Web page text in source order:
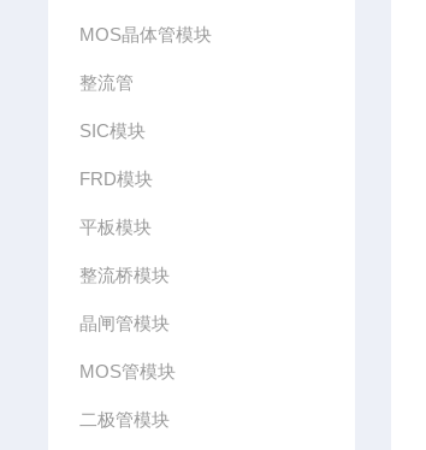
MOS晶体管模块
整流管
SIC模块
FRD模块
平板模块
整流桥模块
晶闸管模块
MOS管模块
二极管模块